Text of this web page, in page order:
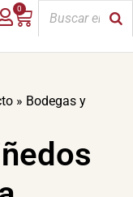
0
» Bodegas y